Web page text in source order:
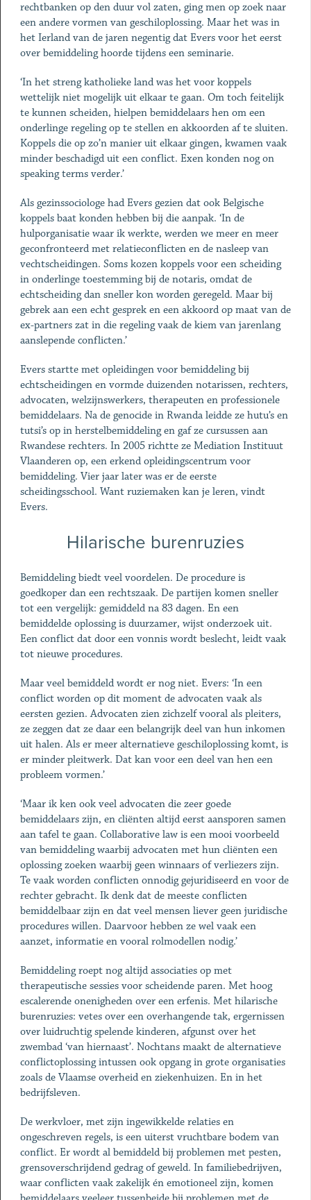
rechtbanken op den duur vol zaten, ging men op zoek naar
een andere vormen van geschiloplossing. Maar het was in
het Ierland van de jaren negentig dat Evers voor het eerst
over bemiddeling hoorde tijdens een seminarie.
‘In het streng katholieke land was het voor koppels
wettelijk niet mogelijk uit elkaar te gaan. Om toch feitelijk
te kunnen scheiden, hielpen bemiddelaars hen om een
onderlinge regeling op te stellen en akkoorden af te sluiten.
Koppels die op zo’n manier uit elkaar gingen, kwamen vaak
minder beschadigd uit een conflict. Exen konden nog on
speaking terms verder.’
Als gezinssociologe had Evers gezien dat ook Belgische
koppels baat konden hebben bij die aanpak. ‘In de
hulporganisatie waar ik werkte, werden we meer en meer
geconfronteerd met relatieconflicten en de nasleep van
vechtscheidingen. Soms kozen koppels voor een scheiding
in onderlinge toestemming bij de notaris, omdat de
echtscheiding dan sneller kon worden geregeld. Maar bij
gebrek aan een echt gesprek en een akkoord op maat van de
ex-partners zat in die regeling vaak de kiem van jarenlang
aanslepende conflicten.’
Evers startte met opleidingen voor bemiddeling bij
echtscheidingen en vormde duizenden notarissen, rechters,
advocaten, welzijnswerkers, therapeuten en professionele
bemiddelaars. Na de genocide in Rwanda leidde ze hutu’s en
tutsi’s op in herstelbemiddeling en gaf ze cursussen aan
Rwandese rechters. In 2005 richtte ze Mediation Instituut
Vlaanderen op, een erkend opleidingscentrum voor
bemiddeling. Vier jaar later was er de eerste
scheidingsschool. Want ruziemaken kan je leren, vindt
Evers.
Hilarische burenruzies
Bemiddeling biedt veel voordelen. De procedure is
goedkoper dan een rechtszaak. De partijen komen sneller
tot een vergelijk: gemiddeld na 83 dagen. En een
bemiddelde oplossing is duurzamer, wijst onderzoek uit.
Een conflict dat door een vonnis wordt beslecht, leidt vaak
tot nieuwe procedures.
Maar veel bemiddeld wordt er nog niet. Evers: ‘In een
conflict worden op dit moment de advocaten vaak als
eersten gezien. Advocaten zien zichzelf vooral als pleiters,
ze zeggen dat ze daar een belangrijk deel van hun inkomen
uit halen. Als er meer alternatieve geschiloplossing komt, is
er minder pleitwerk. Dat kan voor een deel van hen een
probleem vormen.’
‘Maar ik ken ook veel advocaten die zeer goede
bemiddelaars zijn, en cliënten altijd eerst aansporen samen
aan tafel te gaan. Collaborative law is een mooi voorbeeld
van bemiddeling waarbij advocaten met hun cliënten een
oplossing zoeken waarbij geen winnaars of verliezers zijn.
Te vaak worden conflicten onnodig gejuridiseerd en voor de
rechter gebracht. Ik denk dat de meeste conflicten
bemiddelbaar zijn en dat veel mensen liever geen juridische
procedures willen. Daarvoor hebben ze wel vaak een
aanzet, informatie en vooral rolmodellen nodig.’
Bemiddeling roept nog altijd associaties op met
therapeutische sessies voor scheidende paren. Met hoog
escalerende onenigheden over een erfenis. Met hilarische
burenruzies: vetes over een overhangende tak, ergernissen
over luidruchtig spelende kinderen, afgunst over het
zwembad ‘van hiernaast’. Nochtans maakt de alternatieve
conflictoplossing intussen ook opgang in grote organisaties
zoals de Vlaamse overheid en ziekenhuizen. En in het
bedrijfsleven.
De werkvloer, met zijn ingewikkelde relaties en
ongeschreven regels, is een uiterst vruchtbare bodem van
conflict. Er wordt al bemiddeld bij problemen met pesten,
grensoverschrijdend gedrag of geweld. In familiebedrijven,
waar conflicten vaak zakelijk én emotioneel zijn, komen